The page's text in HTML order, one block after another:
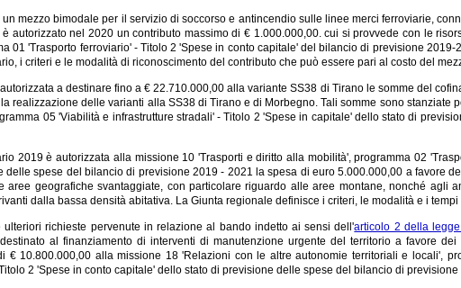
mezzo bimodale per il servizio di soccorso e antincendio sulle linee merci ferroviarie,
è autorizzato nel 2020 un contributo massimo di € 1.000.000,00. cui si provvede con le
01 'Trasporto ferroviario' - Titolo 2 'Spese in conto capitale' del bilancio di previsione
i criteri e le modalità di riconoscimento del contributo che può essere pari al costo del
a destinare fino a € 22.710.000,00 alla variante SS38 di Tirano le somme del
realizzazione delle varianti alla SS38 di Tirano e di Morbegno. Tali somme sono stanziate
05 'Viabilità e infrastrutture stradali' - Titolo 2 'Spese in capitale' dello stato di
2019 è autorizzata alla missione 10 'Trasporti e diritto alla mobilità', programma 02
delle spese del bilancio di previsione 2019 - 2021 la spesa di euro 5.000.000,00 a favore
aree geografiche svantaggiate, con particolare riguardo alle aree montane, nonché agli
dalla bassa densità abitativa. La Giunta regionale definisce i criteri, le modalità e i
richieste pervenute in relazione al bando indetto ai sensi dell'articolo 2 della
al finanziamento di interventi di manutenzione urgente del territorio a favore
€ 10.800.000,00 alla missione 18 'Relazioni con le altre autonomie territoriali e locali',
2 'Spese in conto capitale' dello stato di previsione delle spese del bilancio di